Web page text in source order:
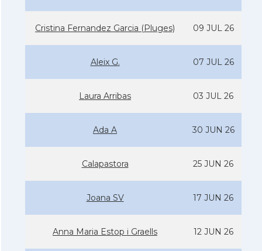
Cristina Fernandez Garcia (Pluges) 09 JUL 26
Aleix G. 07 JUL 26
Laura Arribas 03 JUL 26
Ada A 30 JUN 26
Calapastora 25 JUN 26
Joana SV 17 JUN 26
Anna Maria Estop i Graells 12 JUN 26